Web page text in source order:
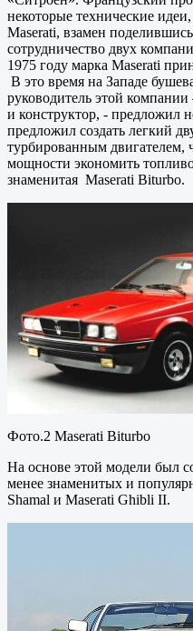
некоторые технические
Maserati, взамен
сотрудничество двух
1975 году марка Maserati
В это время на Западе
руководитель этой
и конструктор, - предложил
предложил создать легкий
турбированным двигателем,
мощности экономить
знаменитая Maserati Biturbo.
Фото.2 Maserati Biturbo
На основе этой модели был
менее знаменитых и
Shamal и Maserati Ghibli II.